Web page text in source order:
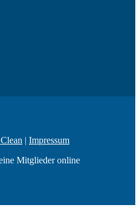
| Impressum
Mitglieder online